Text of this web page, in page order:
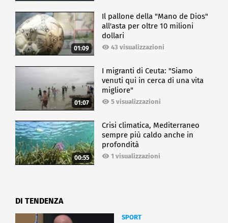
01:09
Il pallone della "Mano de Dios"
all'asta per oltre 10 milioni
dollari
43 visualizzazioni
01:07
I migranti di Ceuta: "Siamo
venuti qui in cerca di una vita
migliore"
5 visualizzazioni
00:55
Crisi climatica, Mediterraneo
sempre più caldo anche in
profondità
1 visualizzazioni
DI TENDENZA
SPORT